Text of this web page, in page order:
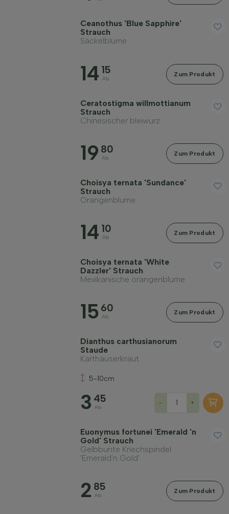
Ceanothus 'Blue Sapphire'
Strauch
Säckelblume
14 15
Ab
Zum Produkt
Ceratostigma willmottianum
Strauch
Chinesischer bleiwurz
19 80
Ab
Zum Produkt
Choisya ternata 'Sundance'
Strauch
Orangenblume
14 10
Ab
Zum Produkt
Choisya ternata 'White
Dazzler' Strauch
Mexikanische orangenblume
15 60
Ab
Zum Produkt
Dianthus carthusianorum
Staude
Karthäuserkraut
5-10cm
3 45
Ab
- +
Euonymus fortunei 'Emerald 'n
Gold' Strauch
Gelbbunte Kriechspindel
'Emerald'n Gold'
2 85
Ab
Zum Produkt